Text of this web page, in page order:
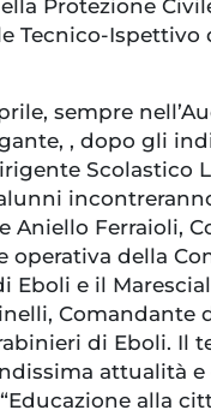
Protezione
Tecnico-Ispettivo
sempre
, dopo gli
Scolastico
Aniello Ferraioli,
operativa della
Eboli e il
Comandante
di Eboli. Il
attualità e
alla